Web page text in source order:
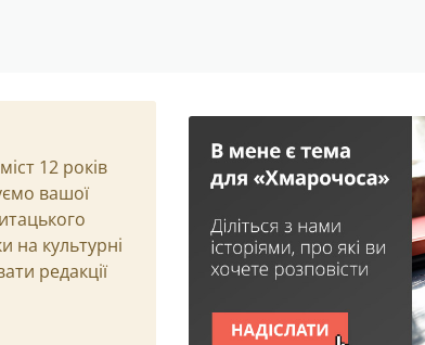
12 років
вашої
на культурні
редакції